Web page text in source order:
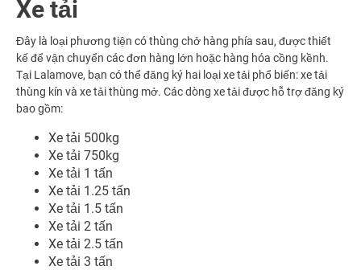
Xe tải
Đây là loại phương tiện có thùng chở hàng phía sau, được thiết
kế để vận chuyển các đơn hàng lớn hoặc hàng hóa cồng kềnh.
Tại Lalamove, bạn có thể đăng ký hai loại xe tải phổ biến: xe tải
thùng kín và xe tải thùng mở. Các dòng xe tải được hỗ trợ đăng ký
bao gồm:
Xe tải 500kg
Xe tải 750kg
Xe tải 1 tấn
Xe tải 1.25 tấn
Xe tải 1.5 tấn
Xe tải 2 tấn
Xe tải 2.5 tấn
Xe tải 3 tấn